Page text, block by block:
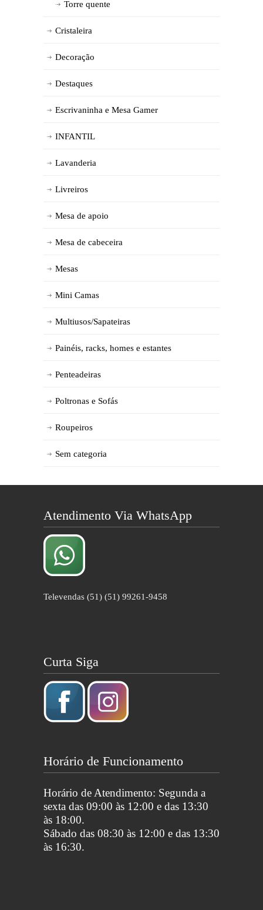
Torre quente
Cristaleira
Decoração
Destaques
Escrivaninha e Mesa Gamer
INFANTIL
Lavanderia
Livreiros
Mesa de apoio
Mesa de cabeceira
Mesas
Mini Camas
Multiusos/Sapateiras
Painéis, racks, homes e estantes
Penteadeiras
Poltronas e Sofás
Roupeiros
Sem categoria
Atendimento Via WhatsApp
Televendas (51) (51) 99261-9458
Curta Siga
Horário de Funcionamento
Horário de Atendimento: Segunda a
sexta das 09:00 às 12:00 e das 13:30
às 18:00.
Sábado das 08:30 às 12:00 e das 13:30
às 16:30.